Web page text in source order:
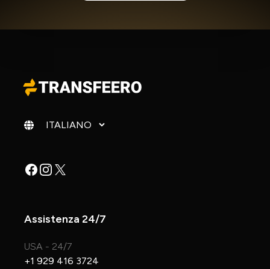
Cambia lingua
Facebook
Instagram
X
Assistenza 24/7
USA - 24/7
+1 929 416 3724